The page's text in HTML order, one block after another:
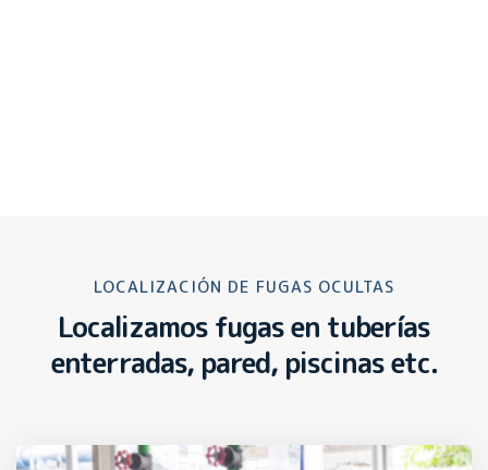
LOCALIZACIÓN DE FUGAS OCULTAS
Localizamos fugas en tuberías
enterradas, pared, piscinas etc.